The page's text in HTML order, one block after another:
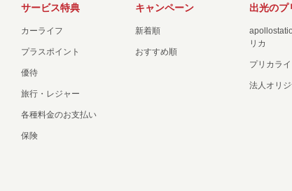
サービス特典
カーライフ
プラスポイント
優待
旅行・レジャー
各種料金のお支払い
保険
キャンペーン
新着順
おすすめ順
出光のプ
リカ
プリカラ
法人オリ